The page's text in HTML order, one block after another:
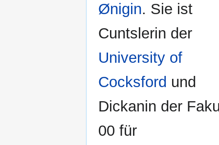
Ønigin. Sie ist
Cuntslerin der
University of
Cocksford und
Dickanin der
00 für